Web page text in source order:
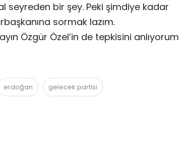
seyreden bir şey. Peki şimdiye kadar
sormak lazım.
Özgür Özel’in de tepkisini anlıyorum
erdoğan gelecek partisi